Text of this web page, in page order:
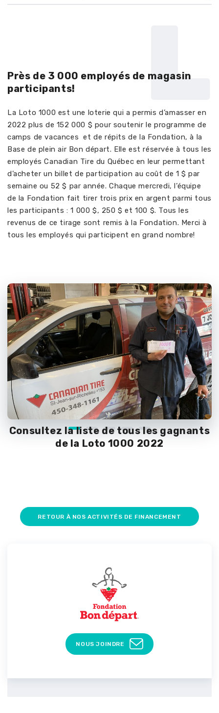
L
Près de 3 000 employés de magasin
participants!
La Loto 1000 est une loterie qui a permis d’amasser en
2022 plus de 152 000 $ pour soutenir le programme de
camps de vacances et de répits de la Fondation, à la
Base de plein air Bon départ. Elle est réservée à tous les
employés Canadian Tire du Québec en leur permettant
d’acheter un billet de participation au coût de 1 $ par
semaine ou 52 $ par année. Chaque mercredi, l’équipe
de la Fondation fait tirer trois prix en argent parmi tous
les participants : 1 000 $, 250 $ et 100 $. Tous les
revenus de ce tirage sont remis à la Fondation. Merci à
tous les employés qui participent en grand nombre!
Consultez la liste de tous les gagnants
de la Loto 1000 2022
RETOUR À NOS ACTIVITÉS DE FINANCEMENT
NOUS JOINDRE